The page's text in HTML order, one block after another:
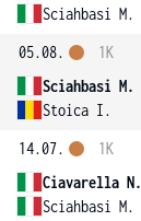
Sciahbasi M.
05.08.
Sciahbasi M.
Stoica I.
1K
14.07.
Ciavarella N.
Sciahbasi M.
1K